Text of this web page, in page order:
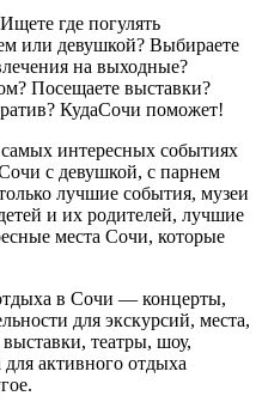
где погулять
или девушкой? Выбираете
на выходные?
Посещаете выставки?
КудаСочи поможет!
интересных событиях
с девушкой, с парнем
лучшие события, музеи
и их родителей, лучшие
места Сочи, которые
в Сочи — концерты,
для экскурсий, места,
театры, шоу,
активного отдыха